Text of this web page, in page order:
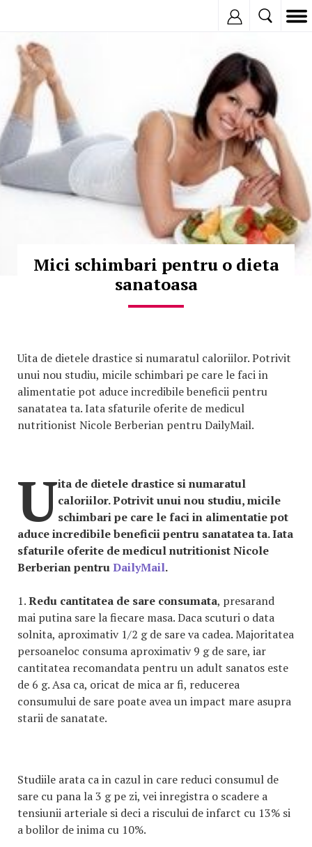
© Copyright:
Mici schimbari pentru o dieta
sanatoasa
Uita de dietele drastice si numaratul caloriilor. Potrivit
unui nou studiu, micile schimbari pe care le faci in
alimentatie pot aduce incredibile beneficii pentru
sanatatea ta. Iata sfaturile oferite de medicul
nutritionist Nicole Berberian pentru DailyMail.
Uita de dietele drastice si numaratul
caloriilor. Potrivit unui nou studiu, micile
schimbari pe care le faci in alimentatie pot
aduce incredibile beneficii pentru sanatatea ta. Iata
sfaturile oferite de medicul nutritionist Nicole
Berberian pentruDailyMail.
1.Redu cantitatea de sare consumata, presarand
mai putina sare la fiecare masa. Daca scuturi o data
solnita, aproximativ 1/2 g de sare va cadea. Majoritatea
persoaneloc consuma aproximativ 9 g de sare, iar
cantitatea recomandata pentru un adult sanatos este
de 6 g. Asa ca, oricat de mica ar fi, reducerea
consumului de sare poate avea un impact mare asupra
starii de sanatate.
Studiile arata ca in cazul in care reduci consumul de
sare cu pana la 3 g pe zi, vei inregistra o scadere a
tensiunii arteriale si deci a riscului de infarct cu 13% si
a bolilor de inima cu 10%.